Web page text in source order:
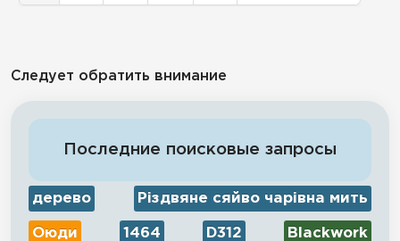
Следует обратить внимание
Последние поисковые запросы
дерево Різдвяне сяйво чарівна мить
Оюди 1464 D312 Blackwork